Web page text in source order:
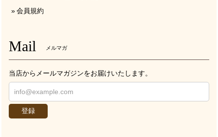
会員規約
Mail メルマガ
当店からメールマガジンをお届けいたします。
登録